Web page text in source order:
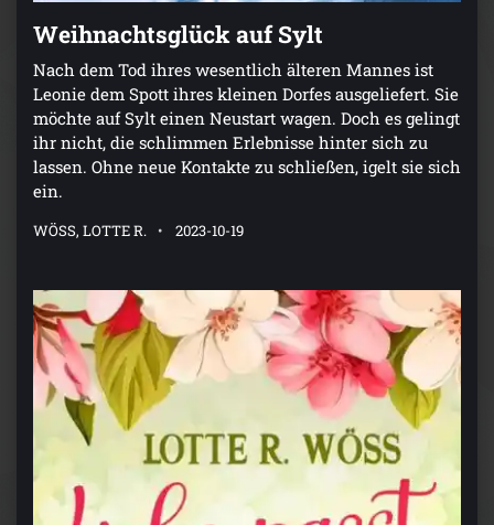
Weihnachtsglück auf Sylt
Nach dem Tod ihres wesentlich älteren Mannes ist
Leonie dem Spott ihres kleinen Dorfes ausgeliefert. Sie
möchte auf Sylt einen Neustart wagen. Doch es gelingt
ihr nicht, die schlimmen Erlebnisse hinter sich zu
lassen. Ohne neue Kontakte zu schließen, igelt sie sich
ein.
WÖSS, LOTTE R. 2023-10-19